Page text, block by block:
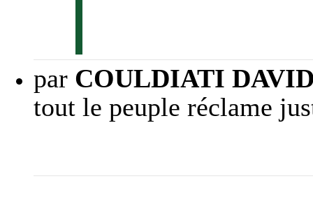
par COULDIATI
tout le peuple réclame